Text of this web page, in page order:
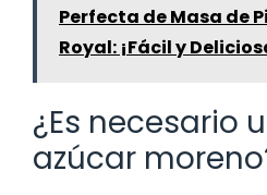
Perfecta de Masa de
Royal: ¡Fácil y
¿Es necesario
azúcar